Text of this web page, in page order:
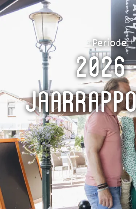
Periode
2026